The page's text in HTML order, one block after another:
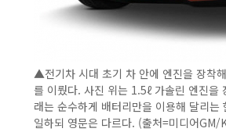
▲전기차 시대 초기 차 안에 엔진을 장착
를 이뤘다. 사진 위는 1.5ℓ 가솔린 엔진
래는 순수하게 배터리만을 이용해 달리
일하되 영문은 다르다. (출처=미디어GM/